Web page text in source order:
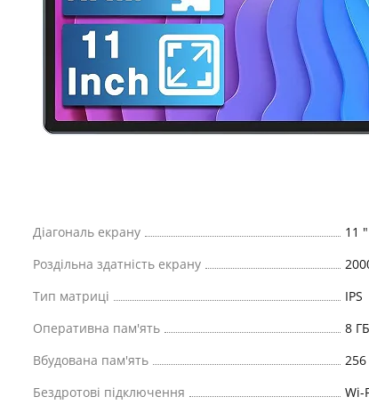
Діагональ екрану
11 "
Роздільна здатність екрану
Тип матриці
IPS
Оперативна пам'ять
8 ГБ
Вбудована пам'ять
256
Бездротові підключення
Wi-